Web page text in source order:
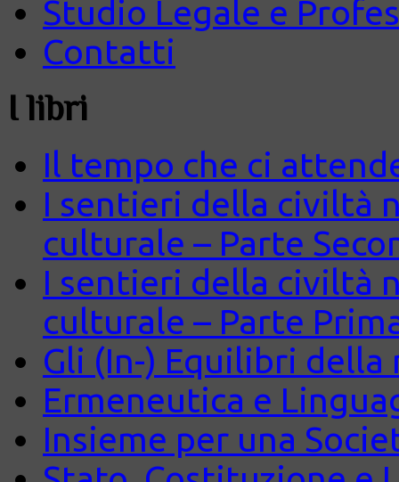
Studio Legale e
Contatti
I libri
Il tempo che ci
I sentieri della civiltà
culturale – Parte
I sentieri della civiltà
culturale – Parte
Gli (In-) Equilibri della
Ermeneutica e
Insieme per una